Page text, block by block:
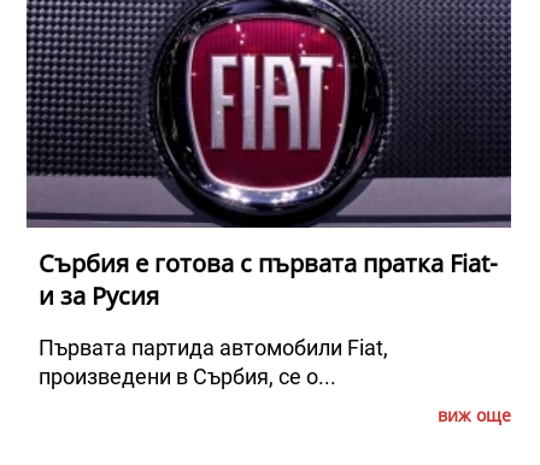
Сърбия е готова с първата пратка Fiat-
и за Русия
Първата партида автомобили Fiat,
произведени в Сърбия, се о...
виж още